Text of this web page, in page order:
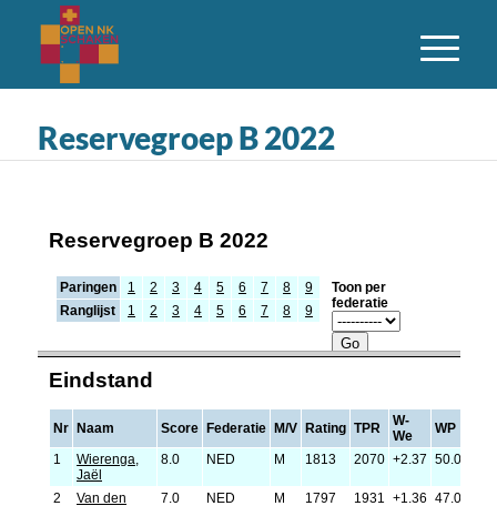
Reservegroep B 2022